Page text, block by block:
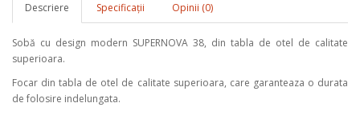
Descriere Specificaţii Opinii (0)
Sobă cu design modern SUPERNOVA 38, din tabla de otel de calitate
superioara.
Focar din tabla de otel de calitate superioara, care garanteaza o durata
de folosire indelungata.